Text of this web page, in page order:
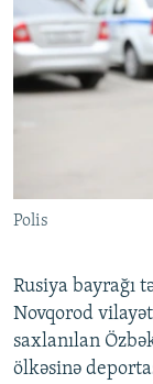
Polis
Rusiya bayrağı
Novqorod
saxlanılan
ölkəsinə